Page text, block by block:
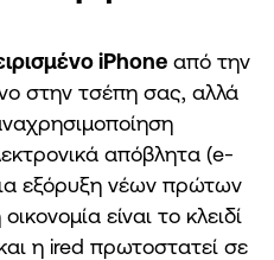
iPhone από την
στην τσέπη σας, αλλά
απόβλητα (e-
εξόρυξη νέων πρώτων
είναι το κλειδί
η ired πρωτοστατεί σε